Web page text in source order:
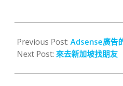
02-
21
Previous Post: Adsense廣告
Next Post: 來去新加坡找朋友